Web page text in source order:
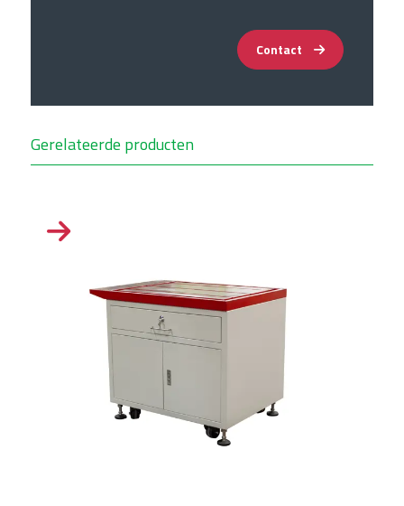
Contact
Gerelateerde producten